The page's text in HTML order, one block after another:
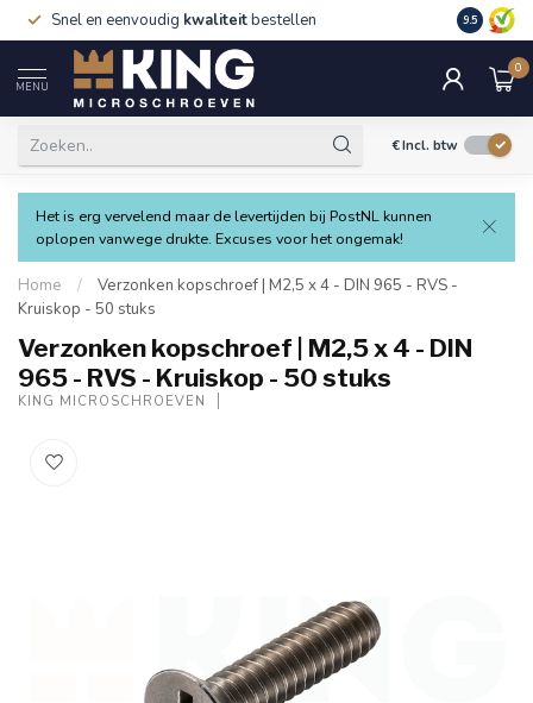
Snel en eenvoudig kwaliteitbestellen 9.5
MENU
0
€Incl. btw
Het is erg vervelend maar de levertijden bij PostNL kunnen
oplopen vanwege drukte. Excuses voor het ongemak!
Home /
Verzonken kopschroef | M2,5 x 4 - DIN 965 - RVS -
Kruiskop - 50 stuks
Verzonken kopschroef | M2,5 x 4 - DIN
965 - RVS - Kruiskop - 50 stuks
KING MICROSCHROEVEN